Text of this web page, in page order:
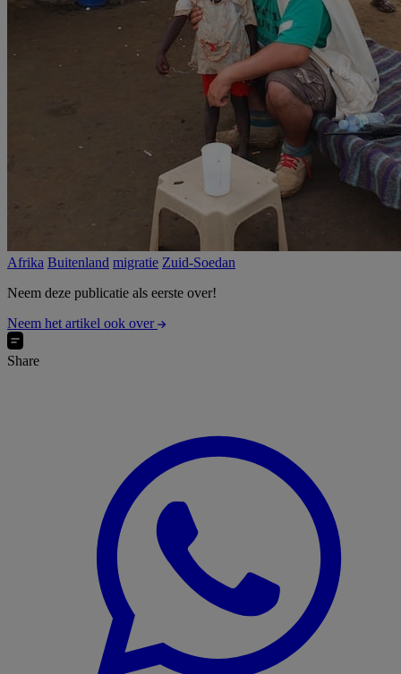
Afrika Buitenland migratie Zuid-Soedan
Neem deze publicatie als eerste over!
Neem het artikel ook over
Share